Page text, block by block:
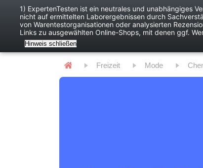
Baby
Freizeit Mode
1) ExpertenTesten ist ein neutrales und unabhängiges
nicht auf ermittelten Laborergebnissen durch
von Warentestorganisationen oder analysierten
Links zu ausgewählten Online-Shops, mit denen ggf.
Hinweis schließen